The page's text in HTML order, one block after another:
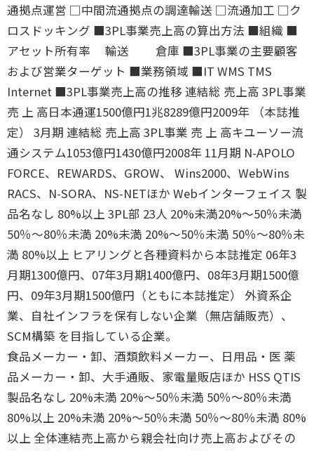
通拠点運営 □中間流通拠点の調達輸送 □流通加工 □ク
ロスドッキング ■3PL事業売上高の算出方法 ■組織 ■
アセット所有率 輸送 倉庫 ■3PL事業の主要顧客
および営業ターゲット ■業務領域 ■IT WMS TMS
Internet ■3PL事業売上高の推移 連結総 売上高 3PL事業
売 上 高日本通運1500億円1兆8289億円2009年 （本誌推
定） 3月期 連結総 売上高 3PL事業 売 上 高キユーソー流
通システム1053億円1430億円2008年 11月期 N-APOLO
FORCE、REWARDS、GROW、 Wins2000、WebWins
RACS、N-SORA、NS-NETほか Webインターフェイス 製
品名なし 80%以上 3PL部 23人 20%未満20%〜50％未満
50％〜80％未満 20%未満 20%〜50％未満 50％〜80％未
満 80%以上 ヒアリングと各種資料から本誌推定 06年3
月期1300億円、07年3月期1400億円、08年3月期1500億
円、09年3月期1500億円（ともに本誌推定） 外資系企
業、自社インフラを保有しない企業（無店舗販売）、
SCM構築 を目指している企業。
食品メーカー・卸、酒類飲料メーカー、日用品・医 薬
品メーカー・卸、大手通販、家電量販店ほか HSS QTIS
製品名なし 20%未満 20%〜50％未満 50％〜80％未満
80%以上 20%未満 20%〜50％未満 50％〜80％未満 80%
以上 全体連結売上高から親会社向け売上高およびその